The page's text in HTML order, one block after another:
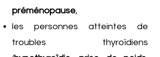
préménopause,
les personnes atteintes de
troubles thyroïdiens